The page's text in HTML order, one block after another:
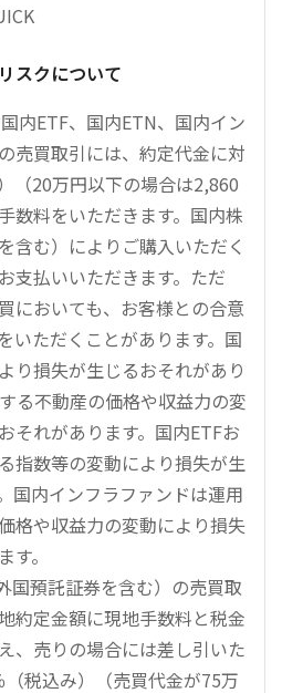
スクについて
内ETF、国内ETN、国内イン
売買取引には、約定代金に対
（20万円以下の場合は2,860
数料をいただきます。国内株
含む）によりご購入いただく
支払いいただきます。ただ
においても、お客様との合意
いただくことがあります。国
り損失が生じるおそれがあり
る不動産の価格や収益力の変
それがあります。国内ETFお
指数等の変動により損失が生
国内インフラファンドは運用
格や収益力の変動により損失
。
国預託証券を含む）の売買取
約定金額に現地手数料と税金
、売りの場合には差し引いた
税込み）（売買代金が75万